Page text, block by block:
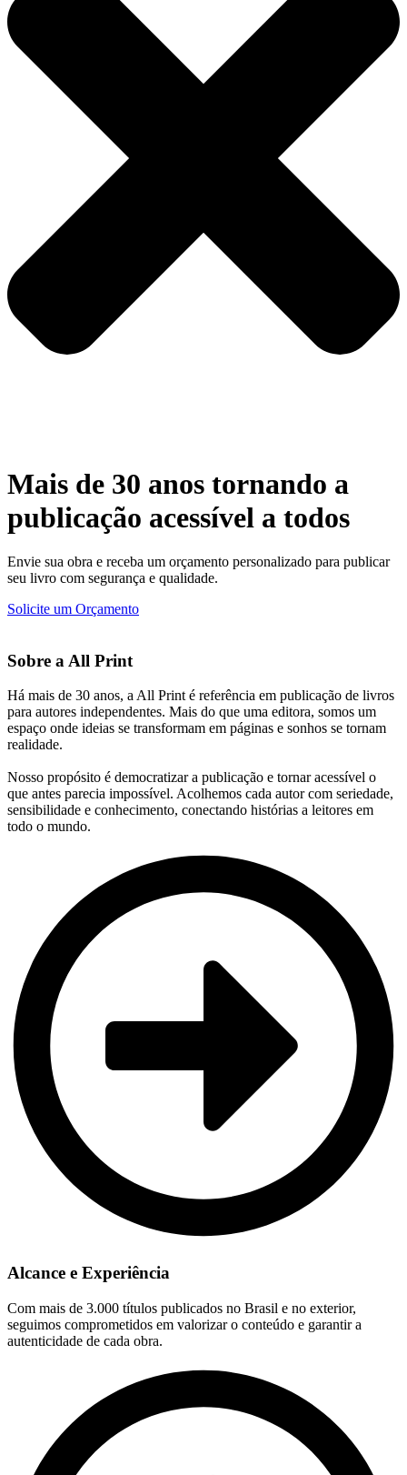
Mais de 30 anos tornando a
publicação acessível a todos
Envie sua obra e receba um orçamento personalizado para publicar
seu livro com segurança e qualidade.
Solicite um Orçamento
Sobre a All Print
Há mais de 30 anos, a All Print é referência em publicação de livros
para autores independentes. Mais do que uma editora, somos um
espaço onde ideias se transformam em páginas e sonhos se tornam
realidade.
Nosso propósito é democratizar a publicação e tornar acessível o
que antes parecia impossível. Acolhemos cada autor com seriedade,
sensibilidade e conhecimento, conectando histórias a leitores em
todo o mundo.
Alcance e Experiência
Com mais de 3.000 títulos publicados no Brasil e no exterior,
seguimos comprometidos em valorizar o conteúdo e garantir a
autenticidade de cada obra.